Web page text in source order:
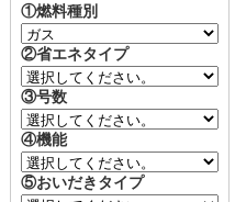
①燃料種別
②省エネタイプ
③号数
④機能
⑤おいだきタイプ